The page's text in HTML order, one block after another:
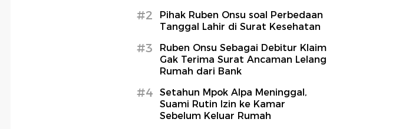
#2
Pihak Ruben Onsu soal Perbedaan
Tanggal Lahir di Surat Kesehatan
#3
Ruben Onsu Sebagai Debitur Klaim
Gak Terima Surat Ancaman Lelang
Rumah dari Bank
#4
Setahun Mpok Alpa Meninggal,
Suami Rutin Izin ke Kamar
Sebelum Keluar Rumah